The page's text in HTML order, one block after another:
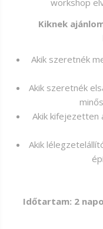
workshop
Kiknek
Akik szeretnék
Akik szeretnék
Akik kifejezetten
Akik
Időtartam: 2